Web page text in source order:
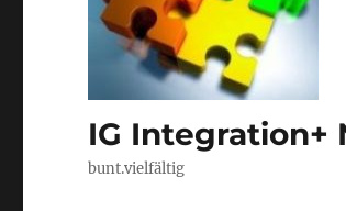
IG Integration+
bunt.vielfältig